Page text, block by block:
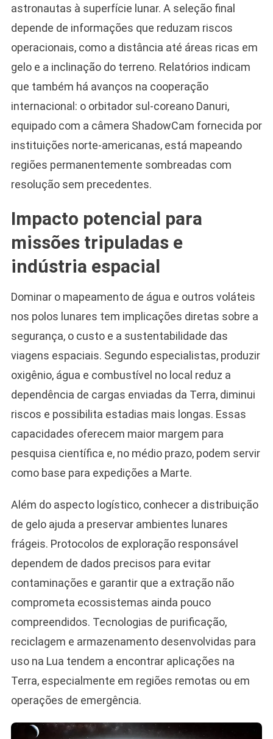
astronautas à superfície lunar. A seleção final
depende de informações que reduzam riscos
operacionais, como a distância até áreas ricas em
gelo e a inclinação do terreno. Relatórios indicam
que também há avanços na cooperação
internacional: o orbitador sul-coreano Danuri,
equipado com a câmera ShadowCam fornecida por
instituições norte-americanas, está mapeando
regiões permanentemente sombreadas com
resolução sem precedentes.
Impacto potencial para
missões tripuladas e
indústria espacial
Dominar o mapeamento de água e outros voláteis
nos polos lunares tem implicações diretas sobre a
segurança, o custo e a sustentabilidade das
viagens espaciais. Segundo especialistas, produzir
oxigênio, água e combustível no local reduz a
dependência de cargas enviadas da Terra, diminui
riscos e possibilita estadias mais longas. Essas
capacidades oferecem maior margem para
pesquisa científica e, no médio prazo, podem servir
como base para expedições a Marte.
Além do aspecto logístico, conhecer a distribuição
de gelo ajuda a preservar ambientes lunares
frágeis. Protocolos de exploração responsável
dependem de dados precisos para evitar
contaminações e garantir que a extração não
comprometa ecossistemas ainda pouco
compreendidos. Tecnologias de purificação,
reciclagem e armazenamento desenvolvidas para
uso na Lua tendem a encontrar aplicações na
Terra, especialmente em regiões remotas ou em
operações de emergência.